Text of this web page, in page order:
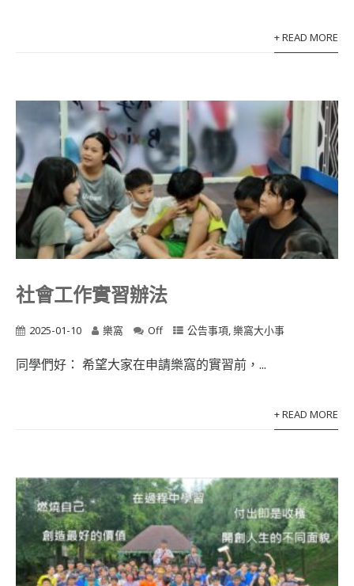
+ READ MORE
社會工作實習辦法
2025-01-10 樂窩 Off 公告事項,樂窩大小事
同學們好： 希望大家在申請樂窩的實習前，...
+ READ MORE